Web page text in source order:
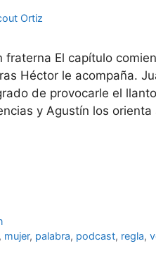
Ortiz
fraterna El capítulo
Héctor le acompaña.
de provocarle el
y Agustín los
, mujer, palabra, podcast, regla,